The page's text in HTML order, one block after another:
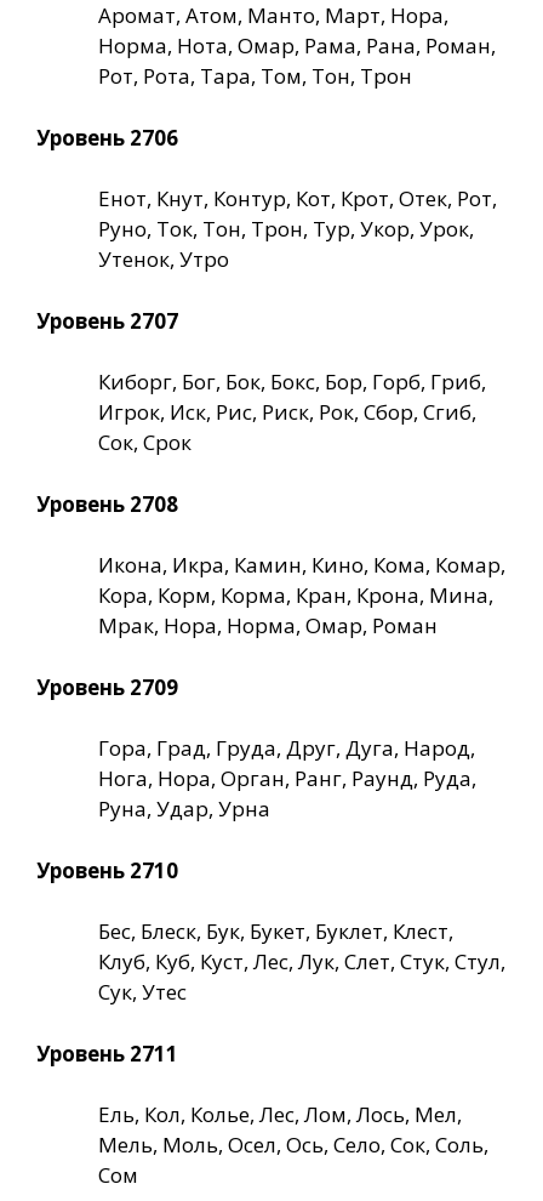
Аромат, Атом, Манто, Март, Нора,
Норма, Нота, Омар, Рама, Рана, Роман,
Рот, Рота, Тара, Том, Тон, Трон
Уровень 2706
Енот, Кнут, Контур, Кот, Крот, Отек, Рот,
Руно, Ток, Тон, Трон, Тур, Укор, Урок,
Утенок, Утро
Уровень 2707
Киборг, Бог, Бок, Бокс, Бор, Горб, Гриб,
Игрок, Иск, Рис, Риск, Рок, Сбор, Сгиб,
Сок, Срок
Уровень 2708
Икона, Икра, Камин, Кино, Кома, Комар,
Кора, Корм, Корма, Кран, Крона, Мина,
Мрак, Нора, Норма, Омар, Роман
Уровень 2709
Гора, Град, Груда, Друг, Дуга, Народ,
Нога, Нора, Орган, Ранг, Раунд, Руда,
Руна, Удар, Урна
Уровень 2710
Бес, Блеск, Бук, Букет, Буклет, Клест,
Клуб, Куб, Куст, Лес, Лук, Слет, Стук, Стул,
Сук, Утес
Уровень 2711
Ель, Кол, Колье, Лес, Лом, Лось, Мел,
Мель, Моль, Осел, Ось, Село, Сок, Соль,
Сом